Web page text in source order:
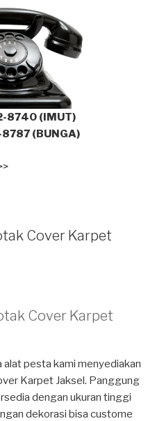
8740 (IMUT)
(BUNGA)
Cover Karpet
Cover Karpet
pesta kami menyediakan
Karpet Jaksel. Panggung
dengan ukuran tinggi
dekorasi bisa custome